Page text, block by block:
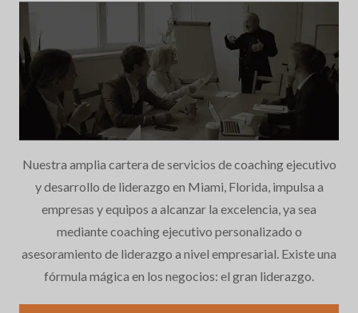
Desarrollo del liderazgo
Nuestra amplia cartera de servicios de coaching ejecutivo
y desarrollo de liderazgo en Miami, Florida, impulsa a
empresas y equipos a alcanzar la excelencia, ya sea
mediante coaching ejecutivo personalizado o
asesoramiento de liderazgo a nivel empresarial. Existe una
fórmula mágica en los negocios: el gran liderazgo.